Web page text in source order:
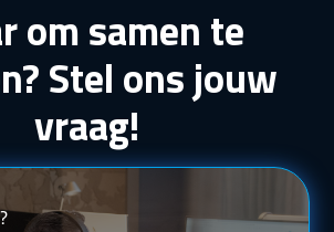
om samen te
Stel ons jouw
vraag!